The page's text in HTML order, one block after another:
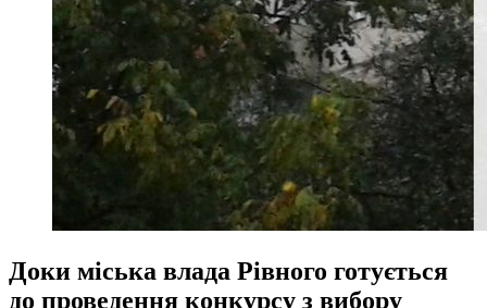
Доки міська влада Рівного готується
до проведення конкурсу з вибору